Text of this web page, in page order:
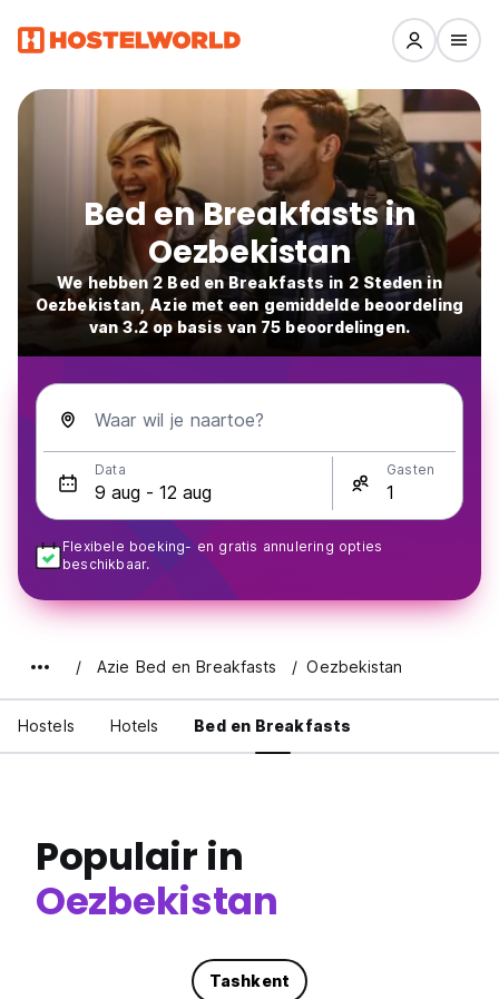
Bed en Breakfasts in
Oezbekistan
We hebben 2 Bed en Breakfasts in 2 Steden in
Oezbekistan, Azie met een gemiddelde beoordeling
van 3.2 op basis van 75 beoordelingen.
Waar wil je naartoe?
Data Gasten
Flexibele boeking- en gratis annulering opties
beschikbaar.
Azie Bed en Breakfasts Oezbekistan
Hostels Hotels Bed en Breakfasts
Populair in
Oezbekistan
Tashkent